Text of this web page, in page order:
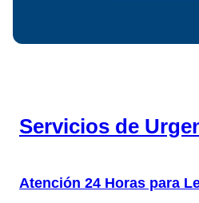
Servicios de
Atención 24 Horas para